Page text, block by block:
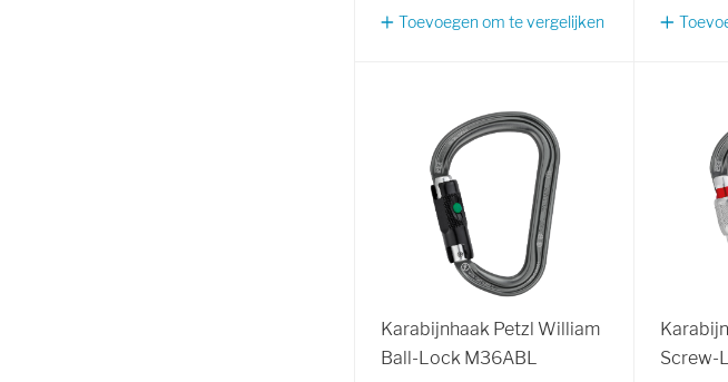
Toevoegen om te vergelijken
Karabijnhaak Petzl William
Ball-Lock M36ABL
Screw-